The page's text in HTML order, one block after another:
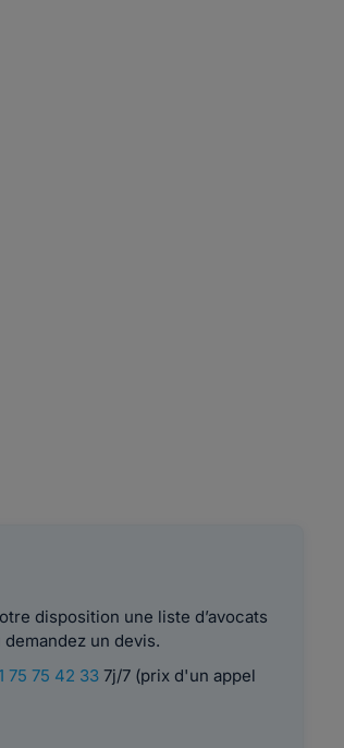
disposition une liste d’avocats
un devis.
75 75 42 337j/7 (prix d'un appel